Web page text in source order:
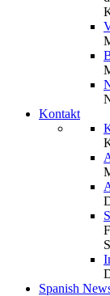
Kontakt
Spanish